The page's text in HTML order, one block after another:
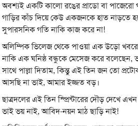
অবশ্যই একটি কালো রঙের প্রাডো বা পাজেরো
গাড়ির কাঁচ দিয়ে কেউ একজনকে হাত নাড়তে
সুপারসনিক গতি নাকি কাজ করে না!
অলিম্পিক ভিলেজ থেকে পাওয়া এক উড়ো
নাকি এক ঘনিষ্ঠ বন্ধুকে মেসেজ করে
সাথে পাল্লা দিতাম, কিন্তু এই তিন জন তো
আসছি না ভাই, আমার ইজ্জত বড়।
ছাত্রদলের এই তিন স্প্রিন্টারের দৌড় দেখে
ভাই ভয় নাই, আবিদ-নয়ন মাঠ ছাড়ি নাই!